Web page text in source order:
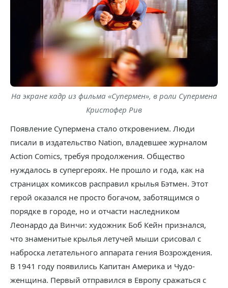
На экране кадр из фильма «Супермен», в роли Супермена
Кристофер Рив
Появление Супермена стало откровением. Люди
писали в издательство Nation, владевшее журналом
Action Comics, требуя продолжения. Общество
нуждалось в супергероях. Не прошло и года, как на
страницах комиксов расправил крылья Бэтмен. Этот
герой оказался не просто богачом, заботящимся о
порядке в городе, но и отчасти наследником
Леонардо да Винчи: художник Боб Кейн признался,
что знаменитые крылья летучей мыши срисовал с
наброска летательного аппарата гения Возрождения.
В 1941 году появились Капитан Америка и Чудо-
женщина. Первый отправился в Европу сражаться с